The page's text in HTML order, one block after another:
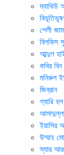
ম্যাথিউ
শেলী
বিলকিস
আব্দুল
কবির
মনিরুল
জিব্রান
গ্যারি হল
ইয়াসির
উম্মাহ
স্যার